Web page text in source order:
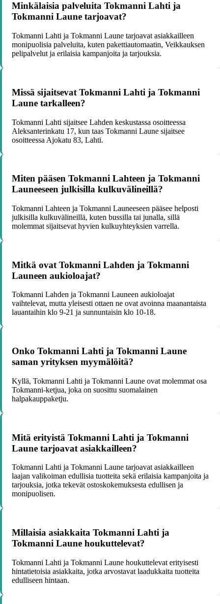
Minkälaisia palveluita Tokmanni Lahti ja
Tokmanni Laune tarjoavat?
Tokmanni Lahti ja Tokmanni Laune tarjoavat asiakkailleen
monipuolisia palveluita, kuten pakettiautomaatin, Veikkauksen
pelipalvelut ja erilaisia kampanjoita ja tarjouksia.
Missä sijaitsevat Tokmanni Lahti ja Tokmanni
Laune tarkalleen?
Tokmanni Lahti sijaitsee Lahden keskustassa osoitteessa
Aleksanterinkatu 17, kun taas Tokmanni Laune sijaitsee
osoitteessa Ajokatu 83, Lahti.
Miten pääsen Tokmanni Lahteen ja Tokmanni
Launeeseen julkisilla kulkuvälineillä?
Tokmanni Lahteen ja Tokmanni Launeeseen pääsee helposti
julkisilla kulkuvälineillä, kuten bussilla tai junalla, sillä
molemmat sijaitsevat hyvien kulkuyhteyksien varrella.
Mitkä ovat Tokmanni Lahden ja Tokmanni
Launeen aukioloajat?
Tokmanni Lahden ja Tokmanni Launeen aukioloajat
vaihtelevat, mutta yleisesti ottaen ne ovat avoinna maanantaista
lauantaihin klo 9-21 ja sunnuntaisin klo 10-18.
Onko Tokmanni Lahti ja Tokmanni Laune
saman yrityksen myymälöitä?
Kyllä, Tokmanni Lahti ja Tokmanni Laune ovat molemmat osa
Tokmanni-ketjua, joka on suosittu suomalainen
halpakauppaketju.
Mitä erityistä Tokmanni Lahti ja Tokmanni
Laune tarjoavat asiakkailleen?
Tokmanni Lahti ja Tokmanni Laune tarjoavat asiakkailleen
laajan valikoiman edullisia tuotteita sekä erilaisia kampanjoita ja
tarjouksia, jotka tekevät ostoskokemuksesta edullisen ja
monipuolisen.
Millaisia asiakkaita Tokmanni Lahti ja
Tokmanni Laune houkuttelevat?
Tokmanni Lahti ja Tokmanni Laune houkuttelevat erityisesti
hintatietoisia asiakkaita, jotka arvostavat laadukkaita tuotteita
edulliseen hintaan.